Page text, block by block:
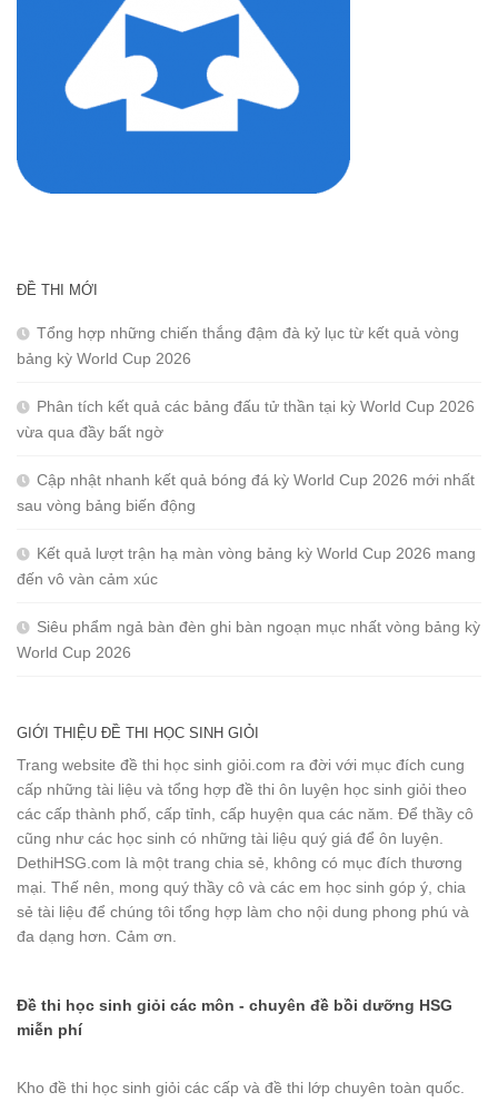
ĐỀ THI MỚI
Tổng hợp những chiến thắng đậm đà kỷ lục từ kết quả vòng
bảng kỳ World Cup 2026
Phân tích kết quả các bảng đấu tử thần tại kỳ World Cup 2026
vừa qua đầy bất ngờ
Cập nhật nhanh kết quả bóng đá kỳ World Cup 2026 mới nhất
sau vòng bảng biến động
Kết quả lượt trận hạ màn vòng bảng kỳ World Cup 2026 mang
đến vô vàn cảm xúc
Siêu phẩm ngả bàn đèn ghi bàn ngoạn mục nhất vòng bảng kỳ
World Cup 2026
GIỚI THIỆU ĐỀ THI HỌC SINH GIỎI
Trang website đề thi học sinh giỏi.com ra đời với mục đích cung
cấp những tài liệu và tổng hợp đề thi ôn luyện học sinh giỏi theo
các cấp thành phố, cấp tỉnh, cấp huyện qua các năm. Để thầy cô
cũng như các học sinh có những tài liệu quý giá để ôn luyện.
DethiHSG.com là một trang chia sẻ, không có mục đích thương
mại. Thế nên, mong quý thầy cô và các em học sinh góp ý, chia
sẻ tài liệu để chúng tôi tổng hợp làm cho nội dung phong phú và
đa dạng hơn. Cảm ơn.
Đề thi học sinh giỏi các môn - chuyên đề bồi dưỡng HSG
miễn phí
Kho đề thi học sinh giỏi các cấp và đề thi lớp chuyên toàn quốc.